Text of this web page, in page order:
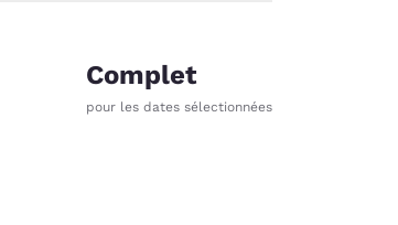
Complet
pour les dates sélectionnées